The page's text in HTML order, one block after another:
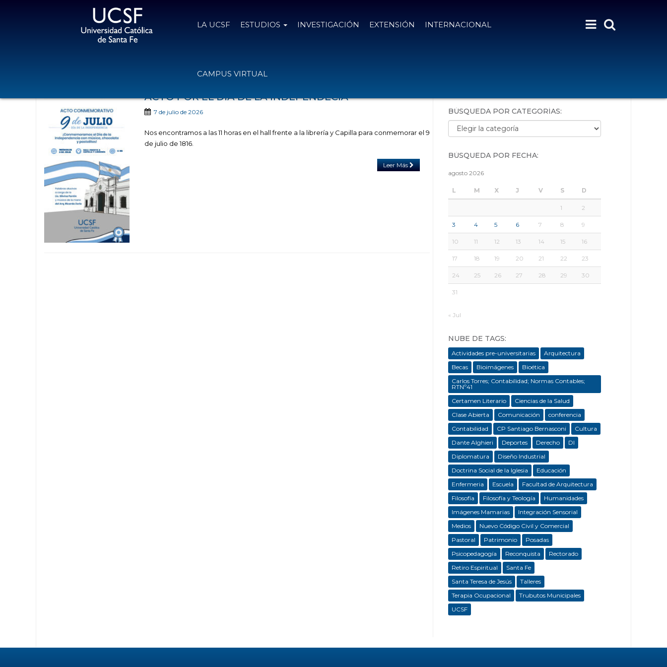
LA UCSF ESTUDIOS INVESTIGACIÓN EXTENSIÓN INTERNACIONAL
CAMPUS VIRTUAL
ACTO POR EL DÍA DE LA INDEPENDECIA
7 de julio de 2026
Nos encontramos a las 11 horas en el hall frente a la librería y Capilla para conmemorar el 9
de julio de 1816.
Leer Más
BÚSQUEDA POR CATEGORÍAS:
Búsqueda por categorías:
BÚSQUEDA POR FECHA:
agosto 2026
L M X J V S D
1 2
3 4 5 6 7 8 9
10 11 12 13 14 15 16
17 18 19 20 21 22 23
24 25 26 27 28 29 30
31
« Jul
NUBE DE TAGS:
Actividades pre-universitarias
Arquitectura
Becas
Bioimágenes
Bioética
Carlos Torres; Contabilidad; Normas Contables;
RTNº41
Certamen Literario
Ciencias de la Salud
Clase Abierta
Comunicación
conferencia
Contabilidad
CP Santiago Bernasconi
Cultura
Dante Alghieri
Deportes Derecho
DI
Diplomatura
Diseño Industrial
Doctrina Social de la Iglesia
Educación
Enfermeria
Escuela
Facultad de Arquitectura
Filosofía
Filosofía y Teología
Humanidades
Imágenes Mamarias
Integración Sensorial
Medios
Nuevo Código Civil y Comercial
Pastoral
Patrimonio
Posadas
Psicopedagogía
Reconquista
Rectorado
Retiro Espiritual
Santa Fe
Santa Teresa de Jesús
Talleres
Terapia Ocupacional
Trubutos Municipales
UCSF